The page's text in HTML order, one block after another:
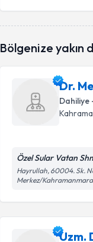
Bölgenize yakın
Dr.
Dahiliye
Özel Sular Vatan
Hayrullah, 60004. Sk.
Merkez/
Uzm.